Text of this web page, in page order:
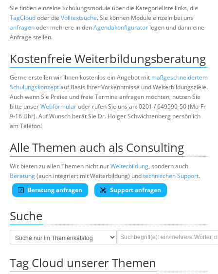
Sie finden einzelne Schulungsmodule über die Kategorieliste links, die
TagCloudoder die Volltextsuche. Sie können Module einzeln bei uns
anfragenoder mehrere in denAgendakonfigurator legen und dann eine
Anfrage stellen.
Kostenfreie Weiterbildungsberatung
Gerne erstellen wir Ihnen kostenlos ein Angebot mit maßgeschneidertem
Schulungskonzeptauf Basis Ihrer Vorkenntnisse und Weiterbildungsziele.
Auch wenn Sie Preise und freie Termine anfragen möchten, nutzen Sie
bitte unserWebformularoder rufen Sie uns an: 0201 / 649590-50 (Mo-Fr
9-16 Uhr). Auf Wunsch berät Sie Dr. Holger Schwichtenberg persönlich
am Telefon!
Alle Themen auch als Consulting
Wir bieten zu allen Themen nicht nurWeiterbildung, sondern auch
Beratung(auch integriert mit Weiterbildung) undtechnischen Support.
Beratung anfragen
Support anfragen
Suche
Tag Cloud unserer Themen